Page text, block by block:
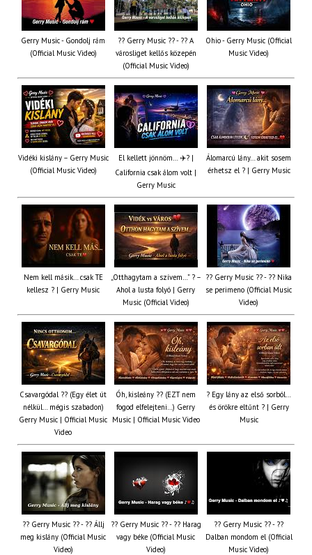
Gerry Music - Gondolj rám
(Official Music Video)
?? Gerry Music ?? - ?? A
városliget kellős közepén
(Official Music Video)
Ohio - Gerry Music (Official
Music Video)
Vidéki kislány – Gerry Music
(Official Music Video)
El kellett jönnöm… ✈️? |
California csak álom volt |
Gerry Music
Álomarcú lány… akit sosem
érhetsz el ? | Gerry Music
Nem kell másik… csak TE
kellesz ? | Gerry Music
„Otthagytam a szívem…” ? –
Ahol a lusta folyó | Gerry
Music (Official Video)
?? Gerry Music ?? - ?? Nika
se perimeno (Official Music
Video)
Csavargódal ?? (Egy élet út
nélkül… mégis szabadon)
Gerry Music | Official Music
Video
Óh, kisleány ?? (EZT nem
fogod elfelejteni…) Gerry
Music | Official Music Video
? Egy lány az első sorból…
és örökre eltűnt ? | Gerry
Music
?? Gerry Music ?? - ?? Állj
meg kislány (Official Music
Video)
?? Gerry Music ?? - ?? Harag
vagy béke (Official Music
Video)
?? Gerry Music ?? - ??
Dalban mondom el (Official
Music Video)